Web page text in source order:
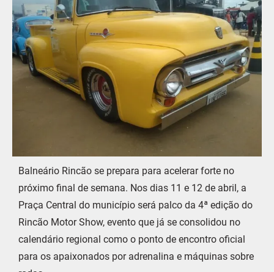
Balneário Rincão se prepara para acelerar forte no
próximo final de semana. Nos dias 11 e 12 de abril, a
Praça Central do município será palco da 4ª edição do
Rincão Motor Show, evento que já se consolidou no
calendário regional como o ponto de encontro oficial
para os apaixonados por adrenalina e máquinas sobre